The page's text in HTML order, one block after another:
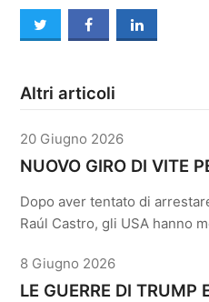
twitter facebooklinkedin
Altri articoli
20 Giugno 2026
NUOVO GIRO DI VITE
Dopo aver tentato di
Raúl Castro, gli USA hanno
8 Giugno 2026
LE GUERRE DI TRUMP